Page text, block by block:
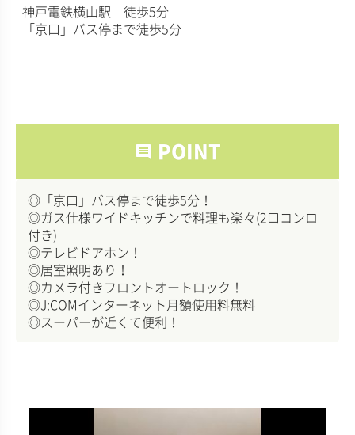
神戸電鉄横山駅 徒歩5分
「京口」バス停まで徒歩5分
comment POINT
◎「京口」バス停まで徒歩5分！
◎ガス仕様ワイドキッチンで料理も楽々(2口コンロ
付き)
◎テレビドアホン！
◎居室照明あり！
◎カメラ付きフロントオートロック！
◎J:COMインターネット月額使用料無料
◎スーパーが近くて便利！